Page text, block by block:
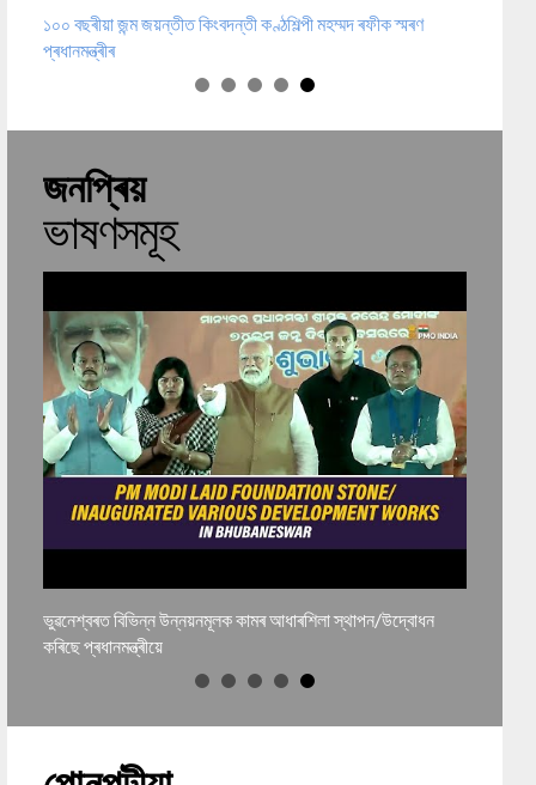
১০০ বছৰীয়া জন্ম জয়ন্তীত কিংবদন্তী কণ্ঠশিল্পী মহম্মদ ৰফীক স্মৰণ
প্ৰধানমন্ত্ৰীৰ
জনপ্ৰিয়
ভাষণসমূহ
ভুৱনেশ্বৰত বিভিন্ন উন্নয়নমূলক কামৰ আধাৰশিলা স্থাপন/উদ্বোধন
কৰিছে প্ৰধানমন্ত্ৰীয়ে